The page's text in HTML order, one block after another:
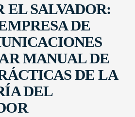
EL SALVADOR:
DE
MANUAL DE
DE LA
DEL